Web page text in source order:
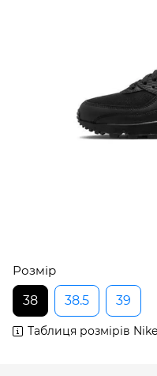
Розмір
38
38.5 39
Таблиця розмірів